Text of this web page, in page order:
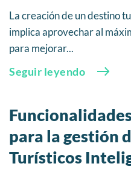
La creación de un destino
implica aprovechar al
para mejorar...
Seguir leyendo
para la gestión
Turísticos